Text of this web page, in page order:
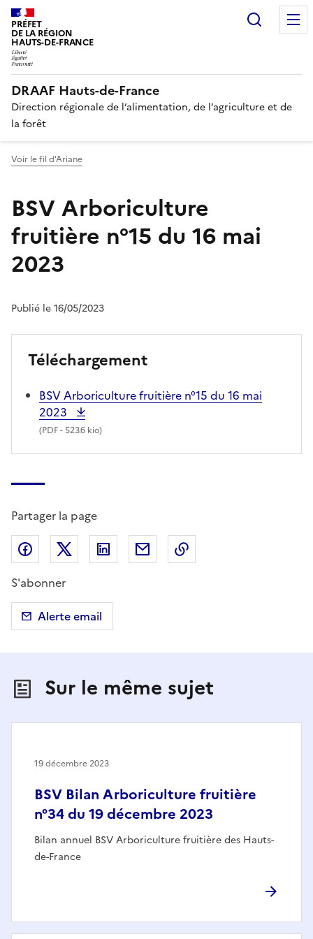
PRÉFET
DE LA RÉGION
HAUTS-DE-FRANCE
DRAAF Hauts-de-France
Direction régionale de l’alimentation, de l’agriculture et de
la forêt
Voir le fil d'Ariane
BSV Arboriculture
fruitière n°15 du 16 mai
2023
Publié le 16/05/2023
Téléchargement
BSV Arboriculture fruitière n°15 du 16 mai
2023
(PDF- 523.6 kio)
Partager la page
Partager sur Facebook
Partager sur X (anciennement Twitter)
Partager sur LinkedIn
Partager par email
S'abonner
Alerte email
Sur le même sujet
BSV Bilan Arboriculture fruitière
n°34 du 19 décembre 2023
Bilan annuel BSV Arboriculture fruitière des Hauts-
de-France
19 décembre 2023